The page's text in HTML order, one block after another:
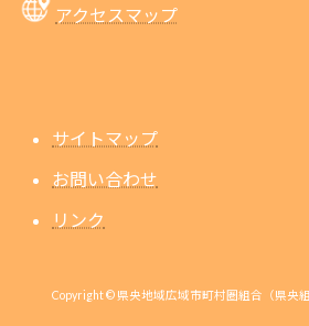
アクセスマップ
サイトマップ
お問い合わせ
リンク
Copyright © 県央地域広域市町村圏組合（県央